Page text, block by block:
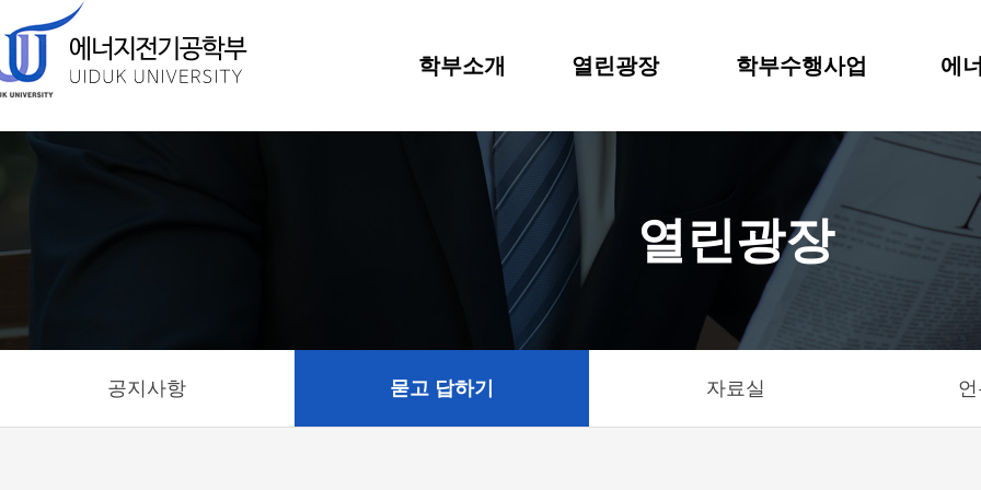
학부소개 열린광장 학부수행사업 에
열린광장
공지사항 묻고 답하기 자료실